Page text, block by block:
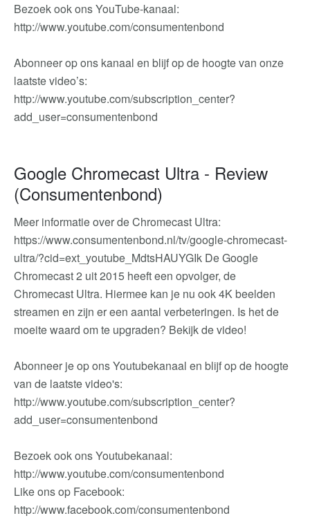
Bezoek ook ons YouTube-kanaal:
http://www.youtube.com/consumentenbond
Abonneer op ons kanaal en blijf op de hoogte van onze
laatste video’s:
http://www.youtube.com/subscription_center?
add_user=consumentenbond
Google Chromecast Ultra - Review
(Consumentenbond)
Meer informatie over de Chromecast Ultra:
https://www.consumentenbond.nl/tv/google-chromecast-
ultra/?cid=ext_youtube_MdtsHAUYGIk De Google
Chromecast 2 uit 2015 heeft een opvolger, de
Chromecast Ultra. Hiermee kan je nu ook 4K beelden
streamen en zijn er een aantal verbeteringen. Is het de
moeite waard om te upgraden? Bekijk de video!
Abonneer je op ons Youtubekanaal en blijf op de hoogte
van de laatste video's:
http://www.youtube.com/subscription_center?
add_user=consumentenbond
Bezoek ook ons Youtubekanaal:
http://www.youtube.com/consumentenbond
Like ons op Facebook:
http://www.facebook.com/consumentenbond